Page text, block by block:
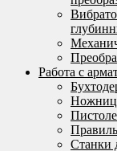
Работа с
Станки